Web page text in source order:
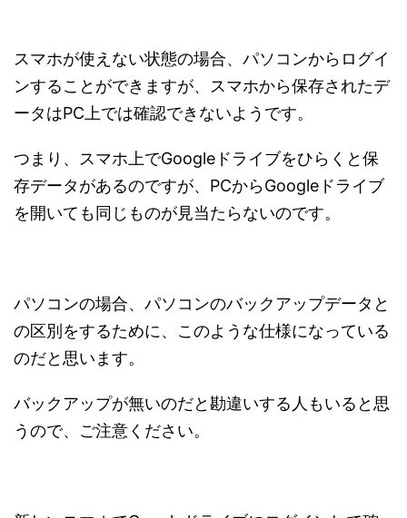
スマホが使えない状態の場合、パソコンからログイ
ンすることができますが、スマホから保存されたデ
ータはPC上では確認できないようです。
つまり、スマホ上でGoogleドライブをひらくと保
存データがあるのですが、PCからGoogleドライブ
を開いても同じものが見当たらないのです。
パソコンの場合、パソコンのバックアップデータと
の区別をするために、このような仕様になっている
のだと思います。
バックアップが無いのだと勘違いする人もいると思
うので、ご注意ください。